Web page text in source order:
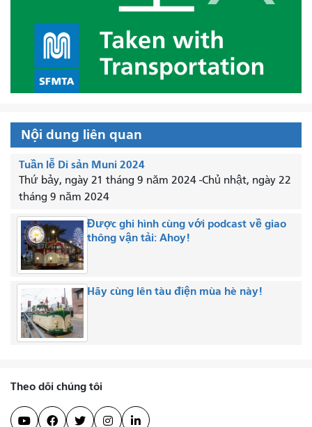
Nội dung liên quan
Tuần lễ Di sản Muni 2024
Thứ bảy, ngày 21 tháng 9 năm 2024 -Chủ nhật, ngày 22
tháng 9 năm 2024
Được ghi hình cùng với podcast về giao
thông vận tải: Ahoy!
Hãy cùng lên tàu điện mùa hè này!
Theo dõi chúng tôi
    